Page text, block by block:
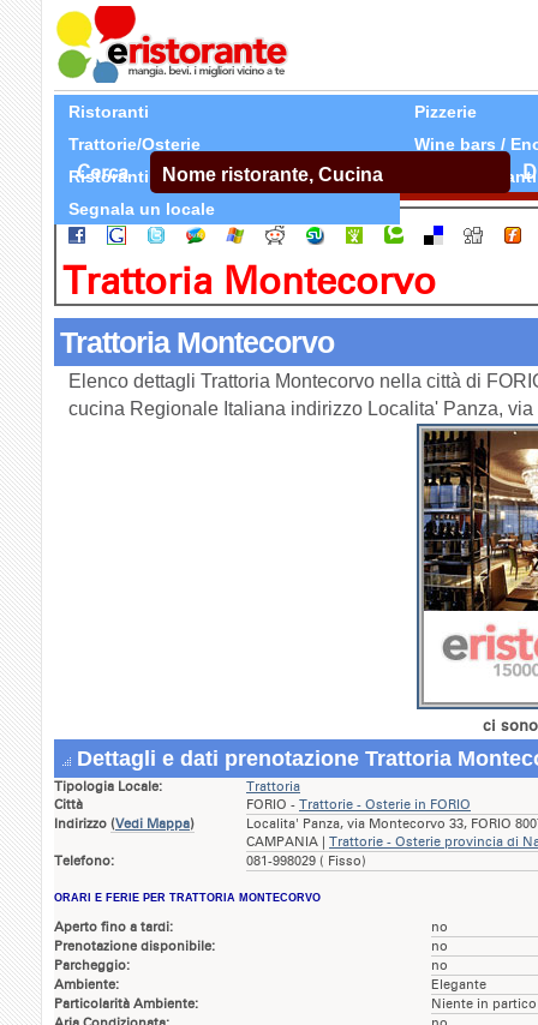
Ristoranti
Pizzerie
Trattorie/Osterie
Wine bars /
Ristoranti Etnici
Tutti Ristoranti
Segnala un locale
Cerca
Trattoria Montecorvo
Trattoria Montecorvo
Elenco dettagli Trattoria Montecorvo nella città di
cucina Regionale Italiana indirizzo Localita' Panza, via
ci
Dettagli e dati prenotazione Trattoria
Tipologia Locale:
Trattoria
Città
FORIO - Trattorie - Osterie in FORIO
Indirizzo (Vedi Mappa)
Localita' Panza, via Montecorvo 33, FORIO
CAMPANIA | Trattorie - Osterie provincia di
Telefono:
081-998029 ( Fisso)
ORARI E FERIE PER TRATTORIA MONTECORVO
Aperto fino a tardi:
no
Prenotazione disponibile:
no
Parcheggio:
no
Ambiente:
Elegante
Particolarità Ambiente:
Niente in